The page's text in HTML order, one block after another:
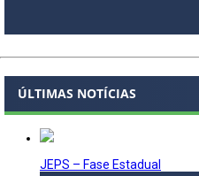
ÚLTIMAS NOTÍCIAS
JEPS – Fase Estadual